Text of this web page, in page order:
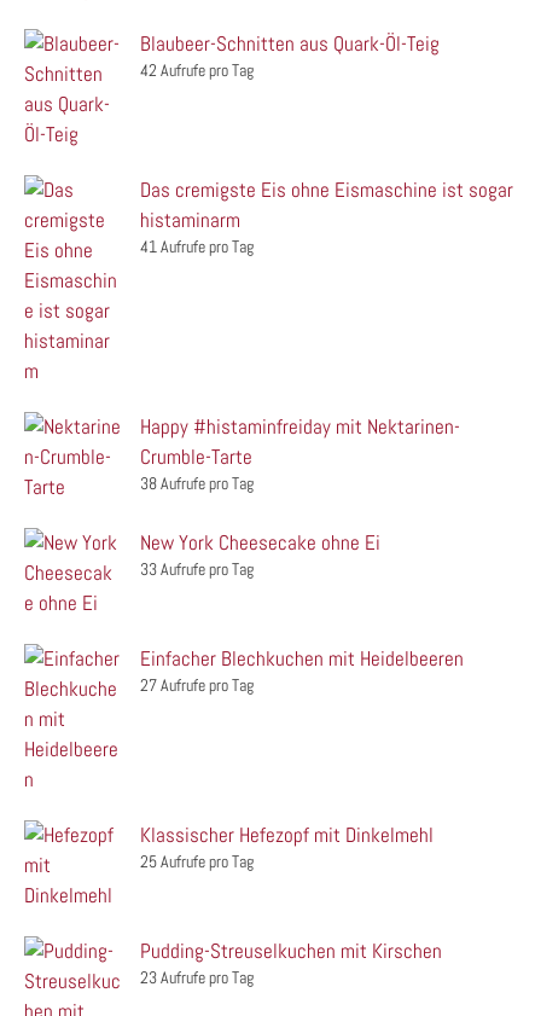
Blaubeer-Schnitten aus Quark-Öl-Teig
42 Aufrufe pro Tag
Das cremigste Eis ohne Eismaschine ist sogar
histaminarm
41 Aufrufe pro Tag
Happy #histaminfreiday mit Nektarinen-
Crumble-Tarte
38 Aufrufe pro Tag
New York Cheesecake ohne Ei
33 Aufrufe pro Tag
Einfacher Blechkuchen mit Heidelbeeren
27 Aufrufe pro Tag
Klassischer Hefezopf mit Dinkelmehl
25 Aufrufe pro Tag
Pudding-Streuselkuchen mit Kirschen
23 Aufrufe pro Tag